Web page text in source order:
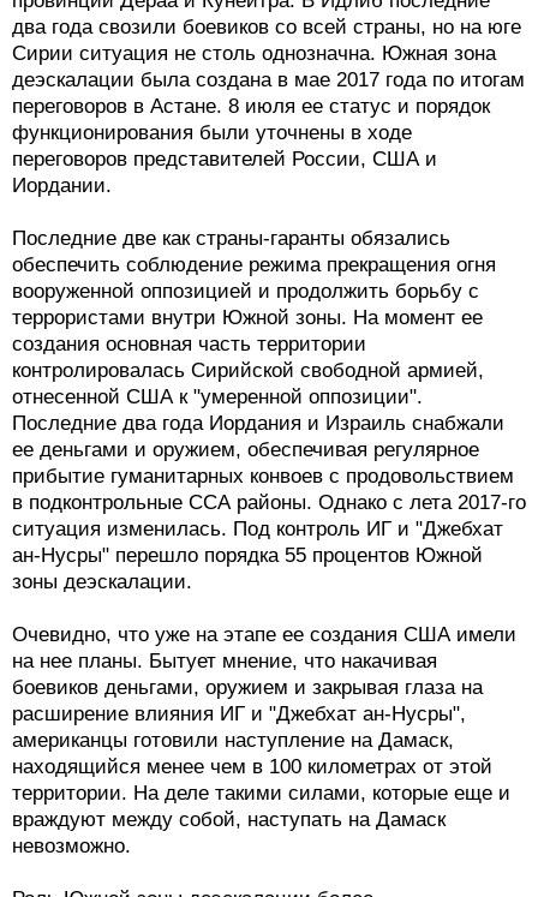
два года свозили боевиков со всей страны, но на юге
Сирии ситуация не столь однозначна. Южная зона
деэскалации была создана в мае 2017 года по итогам
переговоров в Астане. 8 июля ее статус и порядок
функционирования были уточнены в ходе
переговоров представителей России, США и
Иордании.
Последние две как страны-гаранты обязались
обеспечить соблюдение режима прекращения огня
вооруженной оппозицией и продолжить борьбу с
террористами внутри Южной зоны. На момент ее
создания основная часть территории
контролировалась Сирийской свободной армией,
отнесенной США к "умеренной оппозиции".
Последние два года Иордания и Израиль снабжали
ее деньгами и оружием, обеспечивая регулярное
прибытие гуманитарных конвоев с продовольствием
в подконтрольные ССА районы. Однако с лета 2017-го
ситуация изменилась. Под контроль ИГ и "Джебхат
ан-Нусры" перешло порядка 55 процентов Южной
зоны деэскалации.
Очевидно, что уже на этапе ее создания США имели
на нее планы. Бытует мнение, что накачивая
боевиков деньгами, оружием и закрывая глаза на
расширение влияния ИГ и "Джебхат ан-Нусры",
американцы готовили наступление на Дамаск,
находящийся менее чем в 100 километрах от этой
территории. На деле такими силами, которые еще и
враждуют между собой, наступать на Дамаск
невозможно.